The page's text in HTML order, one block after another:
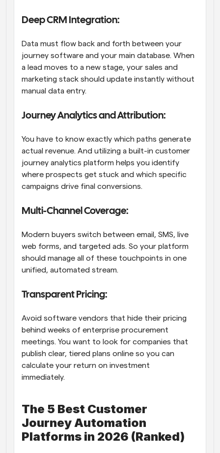
Deep CRM Integration:
Data must flow back and forth between your
journey software and your main database. When
a lead moves to a new stage, your sales and
marketing stack should update instantly without
manual data entry.
Journey Analytics and Attribution:
You have to know exactly which paths generate
actual revenue. And utilizing a built-in customer
journey analytics platform helps you identify
where prospects get stuck and which specific
campaigns drive final conversions.
Multi-Channel Coverage:
Modern buyers switch between email, SMS, live
web forms, and targeted ads. So your platform
should manage all of these touchpoints in one
unified, automated stream.
Transparent Pricing:
Avoid software vendors that hide their pricing
behind weeks of enterprise procurement
meetings. You want to look for companies that
publish clear, tiered plans online so you can
calculate your return on investment
immediately.
The 5 Best Customer
Journey Automation
Platforms in 2026 (Ranked)